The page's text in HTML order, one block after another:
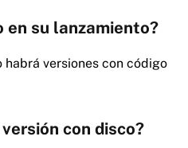
en su lanzamiento?
habrá versiones con código
con disco?